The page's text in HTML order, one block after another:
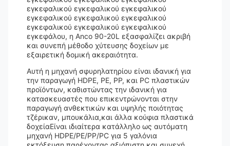
εγκεφαλικού εγκεφαλικού εγκεφαλικού
εγκεφαλικού εγκεφαλικού εγκεφαλικού
εγκεφαλικού εγκεφαλικού εγκεφαλικού
εγκεφάλου, η Anco 90-20L εξασφαλίζει ακριβή
και συνεπή μέθοδο χύτευσης δοχείων με
εξαιρετική δομική ακεραιότητα.
Αυτή η μηχανή σφυρηλατηρίου είναι ιδανική για
την παραγωγή HDPE, PE, PP, και PC πλαστικών
προϊόντων, καθιστώντας την ιδανική για
κατασκευαστές που επικεντρώνονται στην
παραγωγή ανθεκτικών και υψηλής ποιότητας
τζέρικαν, μπουκάλια,και άλλα κούφια πλαστικά
δοχείαΕίναι ιδιαίτερα κατάλληλο ως αυτόματη
μηχανή HDPE/PE/PP/PC για 5 γαλόνια